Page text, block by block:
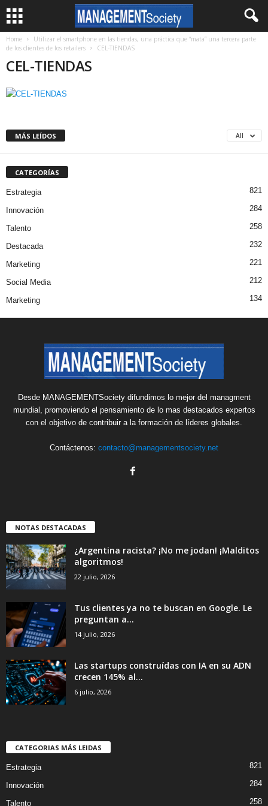
Home
Utilizar el smartphone en las tiendas, una práctica que “mata” una tercera parte
de los clientes de los retailers
CEL-TIENDAS
CEL-TIENDAS
MÁS LEÍDOS All
CATEGORÍAS
Estrategia 821
Innovación 284
Talento 258
Destacada 232
Marketing 221
Social Media 212
Marketing 134
Desde MANAGEMENTSociety difundimos lo mejor del managment
mundial, promoviendo el pensamiento de lo mas destacados expertos
con el objetivo de contribuir a la formación de líderes globales.
Contáctenos: contacto@managementsociety.net
NOTAS DESTACADAS
¿Argentina racista? ¡No me jodan! ¡Malditos
algoritmos!
22 julio, 2026
Tus clientes ya no te buscan en Google. Le
preguntan a...
14 julio, 2026
Las startups construídas con IA en su ADN
crecen 145% al...
6 julio, 2026
CATEGORIAS MÁS LEIDAS
Estrategia 821
Innovación 284
Talento 258